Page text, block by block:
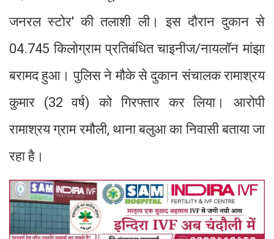
जनरल स्टोर' की तलाशी ली। इस दौरान दुकान से
04.745 किलोग्राम प्रतिबंधित चाइनीज/नायलॉन मांझा
बरामद हुआ। पुलिस ने मौके से दुकान संचालक रामाश्रय
कुमार (32 वर्ष) को गिरफ्तार कर लिया। आरोपी
रामाश्रय ग्राम रमौली, थाना बलुआ का निवासी बताया जा
रहा है।